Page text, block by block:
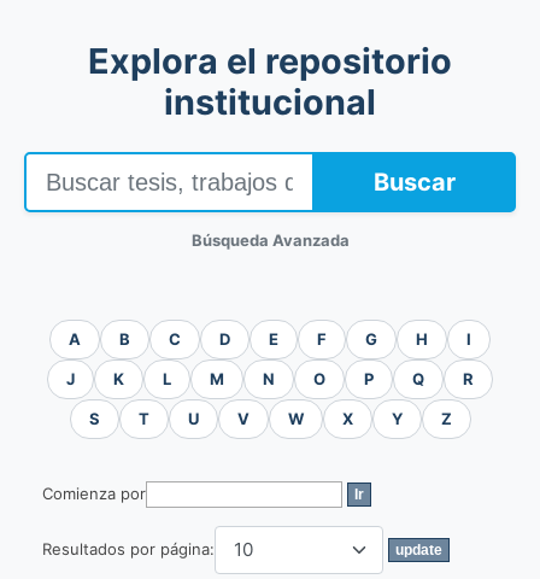
Explora el repositorio
institucional
Buscar
Búsqueda Avanzada
A B C D E F G H I
J K L M N O P Q R
S T U V W X Y Z
Comienza por
Resultados por página: